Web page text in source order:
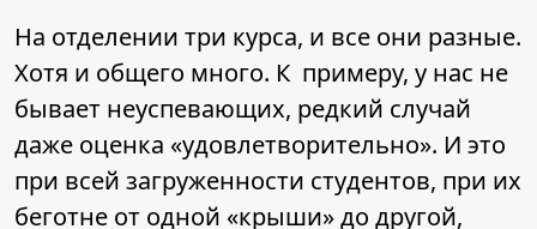
На отделении три курса, и все они разные.
Хотя и общего много. К примеру, у нас не
бывает неуспевающих, редкий случай
даже оценка «удовлетворительно». И это
при всей загруженности студентов, при их
беготне от одной «крыши» до другой,